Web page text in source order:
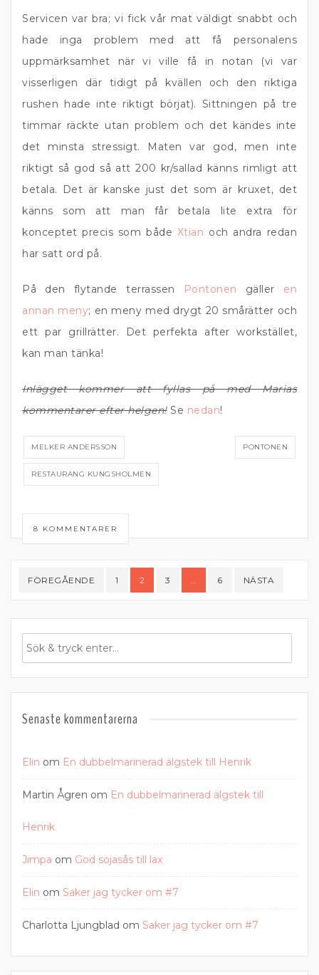
Servicen var bra; vi fick vår mat väldigt snabbt och
hade inga problem med att få personalens
uppmärksamhet när vi ville få in notan (vi var
visserligen där tidigt på kvällen och den riktiga
rushen hade inte riktigt börjat). Sittningen på tre
timmar räckte utan problem och det kändes inte
det minsta stressigt. Maten var god, men inte
riktigt så god så att 200 kr/sallad känns rimligt att
betala. Det är kanske just det som är kruxet, det
känns som att man får betala lite extra för
konceptet precis som både Xtian och andra redan
har satt ord på.
På den flytande terrassen Pontonen gäller en
annan meny; en meny med drygt 20 smårätter och
ett par grillrätter. Det perfekta after workstället,
kan man tänka!
Inlägget kommer att fyllas på med Marias
kommentarer efter helgen!Se nedan!
MELKER ANDERSSON PONTONEN
RESTAURANG KUNGSHOLMEN
8 KOMMENTARER
förFÖREGÅENDE 1 2 3 … 6 NÄSTA
Senaste kommentarerna
Elin om En dubbelmarinerad älgstek till Henrik
Martin Ågren om En dubbelmarinerad älgstek till
Henrik
Jimpa om God sojasås till lax
Elin om Saker jag tycker om #7
Charlotta Ljungblad om Saker jag tycker om #7